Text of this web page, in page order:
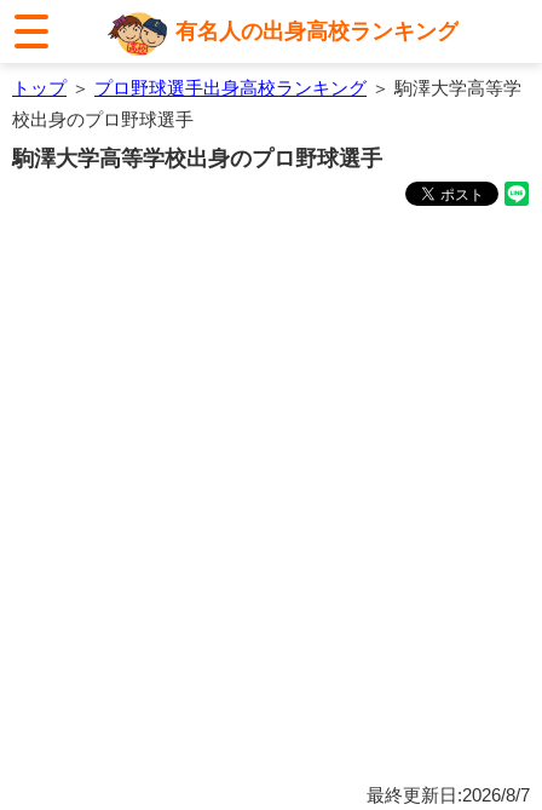
有名人の出身高校ランキング
トップ＞ プロ野球選手出身高校ランキング ＞ 駒澤大学高等学
校出身のプロ野球選手
駒澤大学高等学校出身のプロ野球選手
最終更新日:2026/8/7